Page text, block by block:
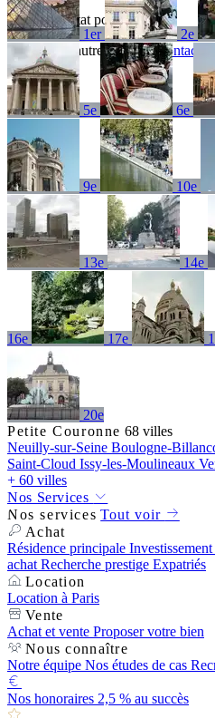
1er 2e
5e 6e
9e 10e
13e 14e
16e 17e
20e
Petite Couronne 68 villes
Neuilly-sur-Seine Boulogne-
Saint-Cloud Issy-les-Moulineaux
+ 60 villes
Nos Services
Nos services Tout voir
Achat
Résidence principale
achat Recherche prestige Expatriés
Location
Location à Paris
Vente
Achat et vente Proposer votre bien
Nous connaître
Notre équipe Nos études de cas
Nos honoraires 2,5 % au succès
Aucun résultat pour
Essayez un autre terme ou